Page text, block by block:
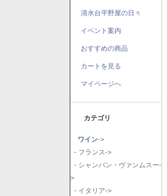
清水台平野屋の日々
イベント案内
おすすめの商品
カートを見る
マイページへ
カテゴリ
ワイン->
- フランス->
- シャンパン・ヴァンムスー-
>
- イタリア->